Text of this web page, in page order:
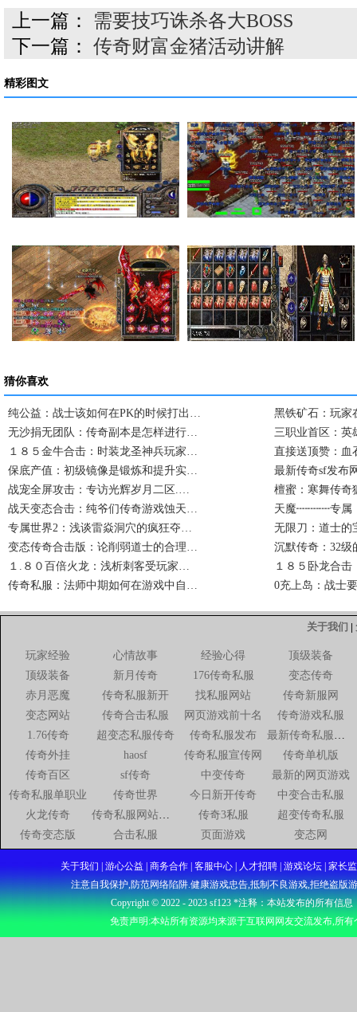
上一篇： 需要技巧诛杀各大BOSS
下一篇： 传奇财富金猪活动讲解
精彩图文
在传奇私服里面如何… 法师的感化也就是提…
猜你喜欢
纯公益：战士该如何在PK的时候打出…
黑铁矿石：玩
无沙捐无团队：传奇副本是怎样进行…
三职业首区：
１８５金牛合击：时装龙圣神兵玩家…
直接送顶赞：
保底产值：初级镜像是锻炼和提升实…
最新传奇sf发布
战宠全屏攻击：专访光辉岁月二区.…
檀蜜：寒舞传奇
战天变态合击：纯爷们传奇游戏蚀天…
天魔┉┉┉专属
专属世界2：浅谈雷焱洞穴的疯狂夺…
无限刀：道士的
变态传奇合击版：论削弱道士的合理…
沉默传奇：32
１.８０百倍火龙：浅析刺客受玩家…
１８５卧龙合
传奇私服：法师中期如何在游戏中自…
0充上岛：战士
关于我们 |
玩家经验 心情故事 经验心得
顶级装备
顶级装备
新月传奇 176传奇私服
变态传奇
赤月恶魔
传奇私服新开 找私服网站
传奇新服网
变态网站
传奇合击私服 网页游戏前十名
传奇游戏私服
1.76传奇
超变态私服传奇 传奇私服发布
最新传奇私服网站
传奇外挂
haosf 传奇私服宣传网
传奇单机版
传奇百区
sf传奇 中变传奇
最新的网页游戏
传奇私服单职业
传奇世界 今日新开传奇
中变合击私服
火龙传奇
传奇私服网站新开网 传奇3私服
超变传奇私服
传奇变态版
合击私服 页面游戏 变态网
关于我们 | 游心公益 | 商务合作 | 客服中心 | 人才招聘 | 游戏论坛 | 家
注意自我保护,防范网络陷阱.健康游戏忠告,抵制不良游戏,拒绝盗版
Copyright © 2022 - 2023sf123*注释：本站发布的所有信息
免责声明:本站所有资源均来源于互联网网友交流发布,所